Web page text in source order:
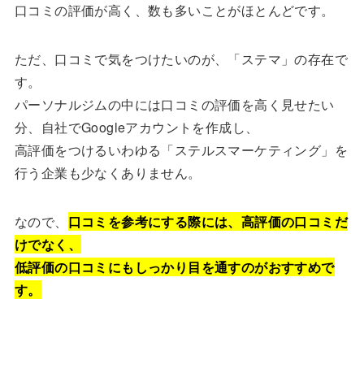
口コミの評価が高く、数も多いことがほとんどです。
ただ、口コミで気をつけたいのが、「ステマ」の存在で
す。
パーソナルジムの中には口コミの評価を高く見せたい
分、自社でGoogleアカウントを作成し、
高評価をつけるいわゆる「ステルスマーケティング」を
行う企業も少なくありません。
なので、 口コミを参考にする際には、高評価の口コミだ
けでなく、
低評価の口コミにもしっかり目を通すのがおすすめで
す。